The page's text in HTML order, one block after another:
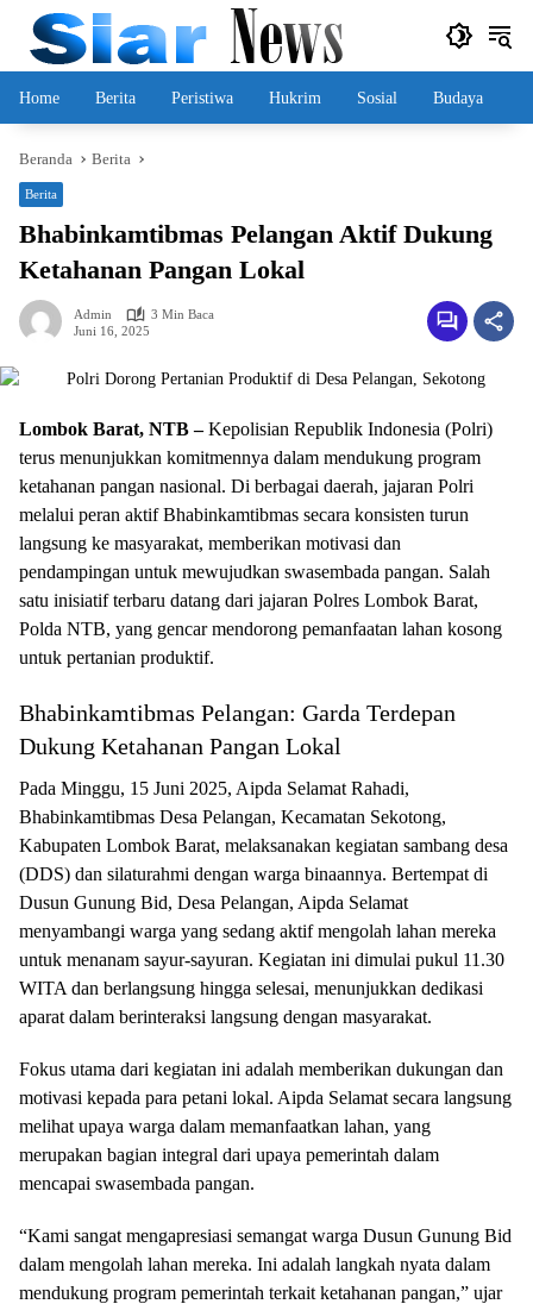
Langsung
konten
Home Berita Peristiwa Hukrim Sosial Budaya
Beranda Berita
Berita
Bhabinkamtibmas Pelangan Aktif Dukung
Ketahanan Pangan Lokal
Admin
3 Min Baca
Juni 16, 2025
Lombok Barat, NTB –Kepolisian Republik Indonesia (Polri)
terus menunjukkan komitmennya dalam mendukung program
ketahanan pangan nasional. Di berbagai daerah, jajaran Polri
melalui peran aktif Bhabinkamtibmas secara konsisten turun
langsung ke masyarakat, memberikan motivasi dan
pendampingan untuk mewujudkan swasembada pangan. Salah
satu inisiatif terbaru datang dari jajaran Polres Lombok Barat,
Polda NTB, yang gencar mendorong pemanfaatan lahan kosong
untuk pertanian produktif.
Bhabinkamtibmas Pelangan: Garda Terdepan
Dukung Ketahanan Pangan Lokal
Pada Minggu, 15 Juni 2025, Aipda Selamat Rahadi,
Bhabinkamtibmas Desa Pelangan, Kecamatan Sekotong,
Kabupaten Lombok Barat, melaksanakan kegiatan sambang desa
(DDS) dan silaturahmi dengan warga binaannya. Bertempat di
Dusun Gunung Bid, Desa Pelangan, Aipda Selamat
menyambangi warga yang sedang aktif mengolah lahan mereka
untuk menanam sayur-sayuran. Kegiatan ini dimulai pukul 11.30
WITA dan berlangsung hingga selesai, menunjukkan dedikasi
aparat dalam berinteraksi langsung dengan masyarakat.
Fokus utama dari kegiatan ini adalah memberikan dukungan dan
motivasi kepada para petani lokal. Aipda Selamat secara langsung
melihat upaya warga dalam memanfaatkan lahan, yang
merupakan bagian integral dari upaya pemerintah dalam
mencapai swasembada pangan.
“Kami sangat mengapresiasi semangat warga Dusun Gunung Bid
dalam mengolah lahan mereka. Ini adalah langkah nyata dalam
mendukung program pemerintah terkait ketahanan pangan,” ujar